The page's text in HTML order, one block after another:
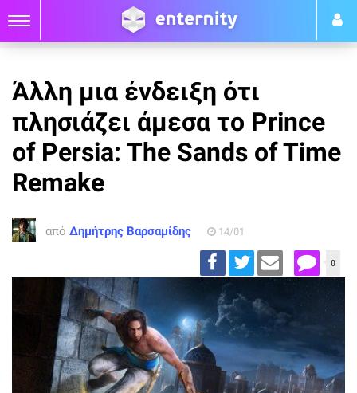
Άλλη μια ένδειξη ότι
πλησιάζει άμεσα το Prince
of Persia: The Sands of Time
Remake
από Δημήτρης Βαρσαμίδης 14/01
0